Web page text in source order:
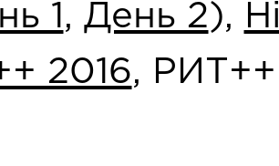
1 , День 2 ),
2016,